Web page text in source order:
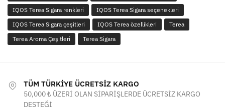
IQOS Terea Sigara renkleri
IQOS Terea Sigara seçenekleri
IQOS Terea Sigara çeşitleri
IQOS Terea özellikleri
Terea
Terea Aroma Çeşitleri
Terea Sigara
TÜM TÜRKİYE ÜCRETSİZ KARGO
50,000 ₺ ÜZERİ OLAN SİPARİŞLERDE ÜCRETSİZ KARGO
DESTEĞİ